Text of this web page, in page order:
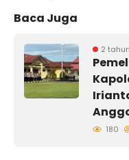
Baca Juga
2
180